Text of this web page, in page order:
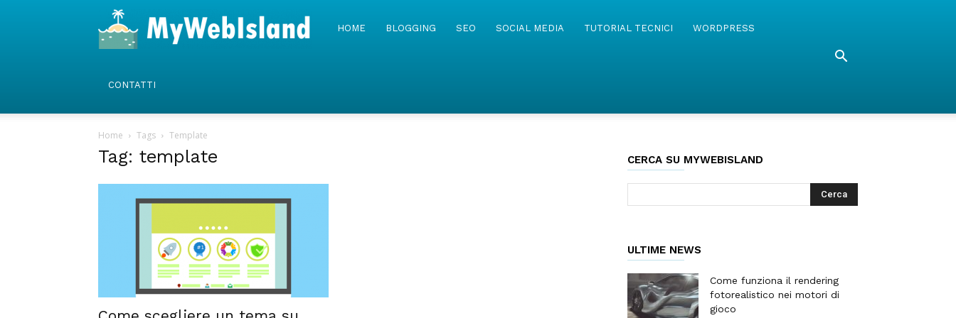
MyWebIsland
HOME BLOGGING SEO SOCIAL MEDIA TUTORIAL TECNICI WORDPRESS
CONTATTI
Home Tags Template
Tag: template CERCA SU MYWEBISLAND
ULTIME NEWS
Come funziona il rendering
fotorealistico nei motori di
gioco